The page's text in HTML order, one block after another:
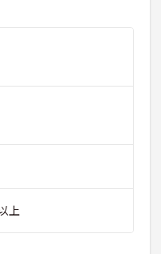
上